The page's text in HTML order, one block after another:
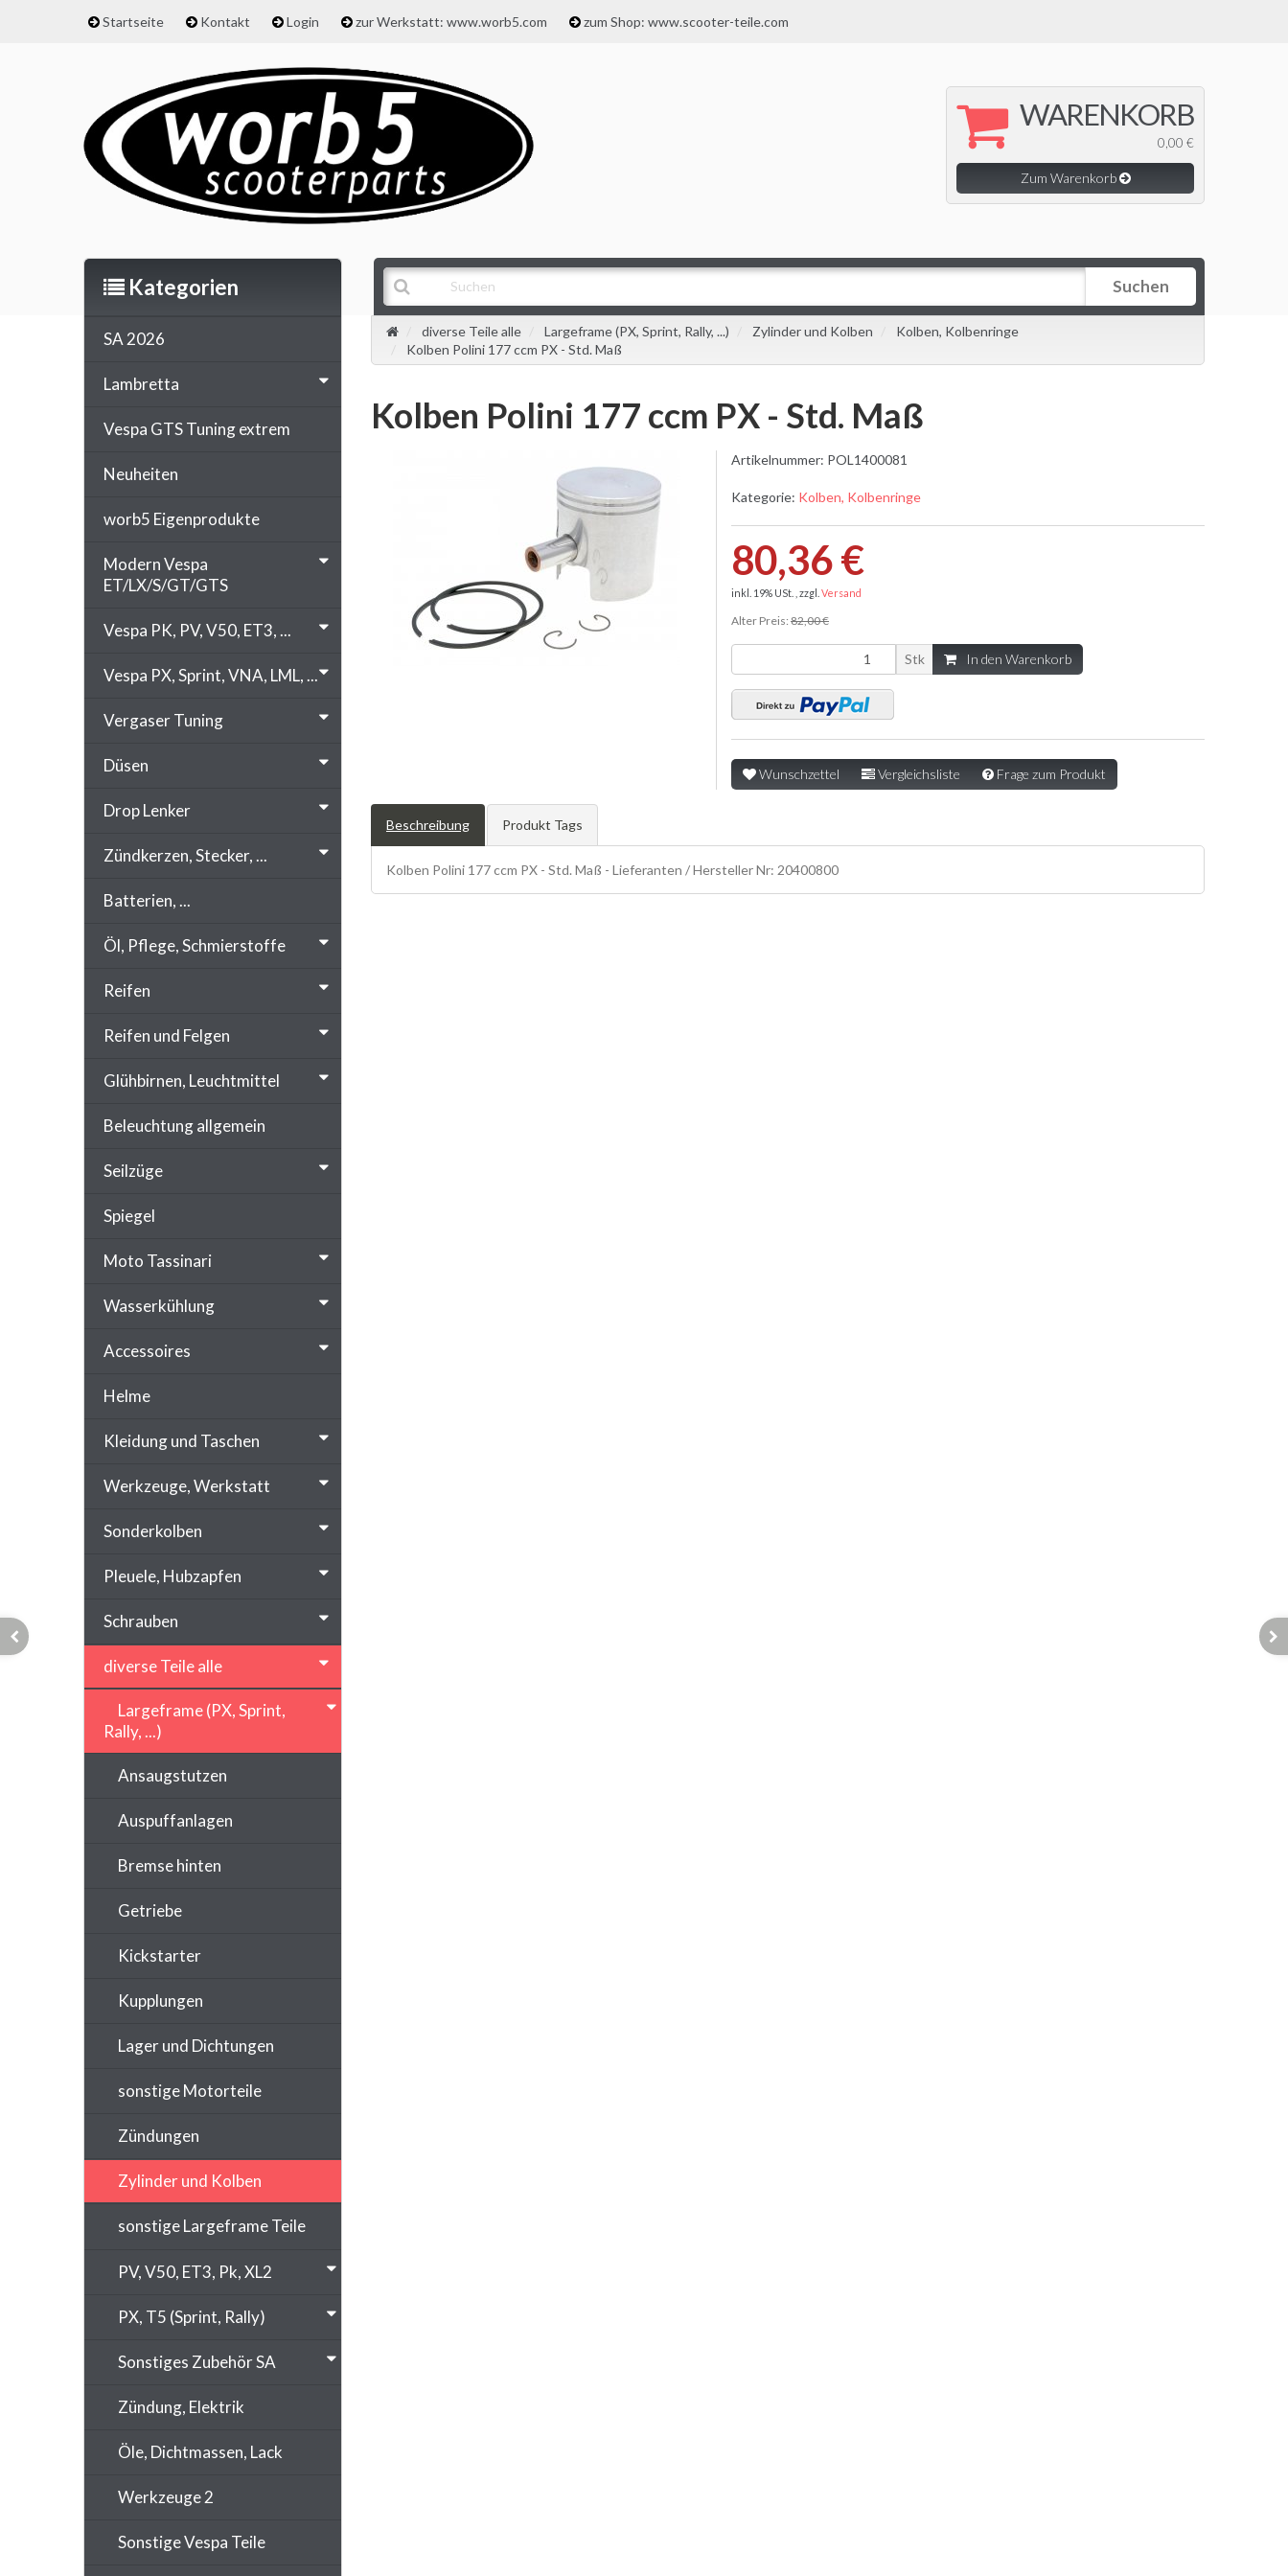
Startseite Kontakt Login zur Werkstatt: www.worb5.com zum Shop: www.scooter-teile.com
WARENKORB
0,00 €
Zum Warenkorb
Suchen
diverse Teile alle Largeframe (PX, Sprint, Rally, ...) Zylinder und Kolben
Kolben, Kolbenringe
Kolben Polini 177 ccm PX - Std. Maß
Kolben Polini 177 ccm PX - Std. Maß
Artikelnummer: POL1400081
Kategorie: Kolben, Kolbenringe
80,36 €
inkl. 19% USt. , zzgl. Versand
Alter Preis: 82,00 €
Stk In den Warenkorb
Wunschzettel Vergleichsliste Frage zum Produkt
Beschreibung Produkt Tags
Kolben Polini 177 ccm PX - Std. Maß - Lieferanten / Hersteller Nr: 20400800
Kategorien
SA 2026
Lambretta
Vespa GTS Tuning extrem
Neuheiten
worb5 Eigenprodukte
Modern Vespa
ET/LX/S/GT/GTS
Vespa PK, PV, V50, ET3, ...
Vespa PX, Sprint, VNA, LML, ...
Vergaser Tuning
Düsen
Drop Lenker
Zündkerzen, Stecker, ...
Batterien, ...
Öl, Pflege, Schmierstoffe
Reifen
Reifen und Felgen
Glühbirnen, Leuchtmittel
Beleuchtung allgemein
Seilzüge
Spiegel
Moto Tassinari
Wasserkühlung
Accessoires
Helme
Kleidung und Taschen
Werkzeuge, Werkstatt
Sonderkolben
Pleuele, Hubzapfen
Schrauben
diverse Teile alle
Largeframe (PX, Sprint,
Rally, ...)
Ansaugstutzen
Auspuffanlagen
Bremse hinten
Getriebe
Kickstarter
Kupplungen
Lager und Dichtungen
sonstige Motorteile
Zündungen
Zylinder und Kolben
sonstige Largeframe Teile
PV, V50, ET3, Pk, XL2
PX, T5 (Sprint, Rally)
Sonstiges Zubehör SA
Zündung, Elektrik
Öle, Dichtmassen, Lack
Werkzeuge 2
Sonstige Vespa Teile